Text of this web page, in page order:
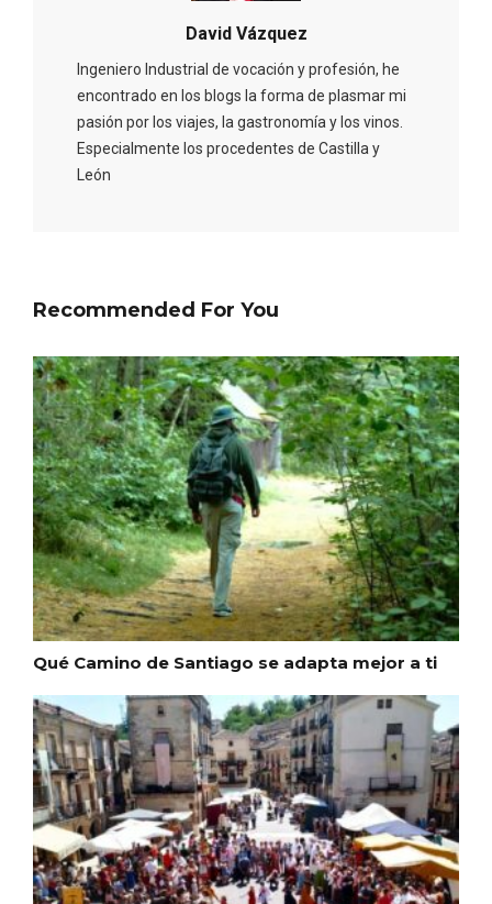
David Vázquez
Ingeniero Industrial de vocación y profesión, he
encontrado en los blogs la forma de plasmar mi
pasión por los viajes, la gastronomía y los vinos.
Especialmente los procedentes de Castilla y
León
Recommended For You
Qué Camino de Santiago se adapta mejor a ti
Arribes
Inauguración del Árbol de Navidad a
ganchillo de Moradillo de Roa